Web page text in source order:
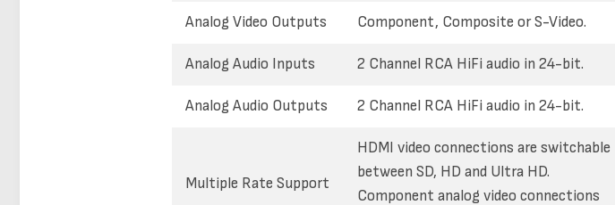
Analog Video Outputs Component, Composite or S-Video.
Analog Audio Inputs 2 Channel RCA HiFi audio in 24-bit.
Analog Audio Outputs 2 Channel RCA HiFi audio in 24-bit.
Multiple Rate Support
HDMI video connections are switchable
between SD, HD and Ultra HD.
Component analog video connections